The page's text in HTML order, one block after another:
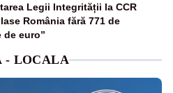
Legii Integrității la CCR
România fără 771 de
de euro”
- LOCALA